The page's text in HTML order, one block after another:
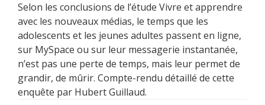
Selon les conclusions de l’étude Vivre et apprendre
avec les nouveaux médias, le temps que les
adolescents et les jeunes adultes passent en ligne,
sur MySpace ou sur leur messagerie instantanée,
n’est pas une perte de temps, mais leur permet de
grandir, de mûrir. Compte-rendu détaillé de cette
enquête par Hubert Guillaud.